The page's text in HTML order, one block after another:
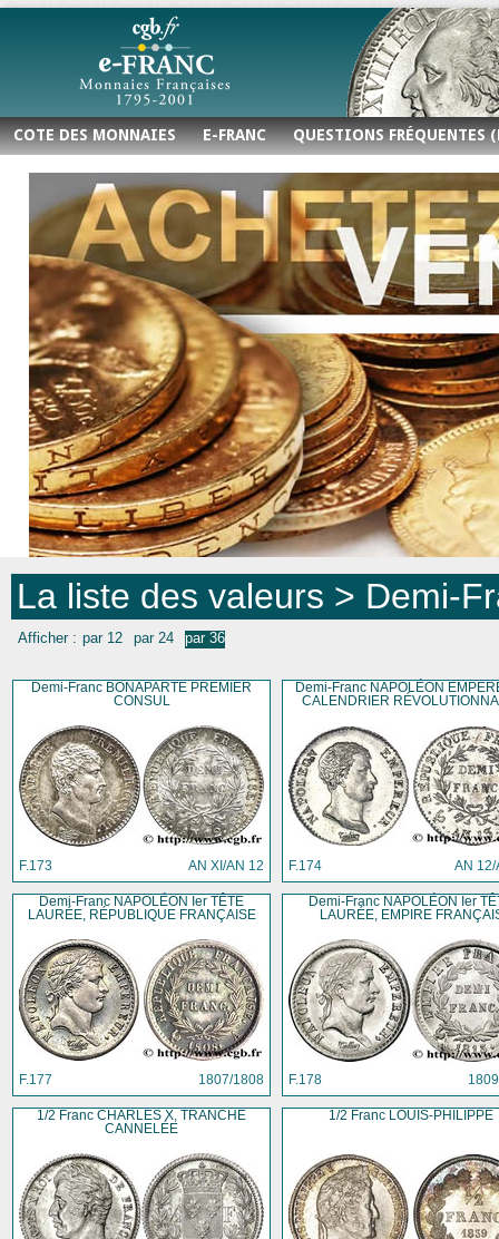
COTE DES MONNAIES E-FRANC QUESTIONS FRÉQUENTES
La liste des valeurs > Demi-
Afficher : par 12 par 24 par 36
Demi-Franc BONAPARTE PREMIER
CONSUL
F.173 AN XI/AN 12
Demi-Franc NAPOLÉON
CALENDRIER
F.174 AN 12/
Demi-Franc NAPOLÉON Ier TÊTE
LAURÉE, RÉPUBLIQUE FRANÇAISE
F.177 1807/1808
Demi-Franc NAPOLÉON Ier
LAURÉE, EMPIRE
F.178
1/2 Franc CHARLES X, TRANCHE
CANNELÉE
1/2 Franc LOUIS-PHILIPPE